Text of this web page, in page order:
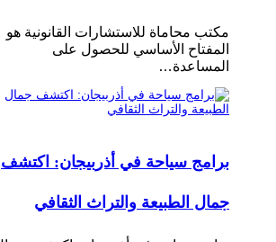
مكتب محاماة للاستشارات القانونية هو
المفتاح الأساسي للحصول على
المساعدة…
برامج سياحة في أذربيجان: اكتشف
جمال الطبيعة والتراث الثقافي